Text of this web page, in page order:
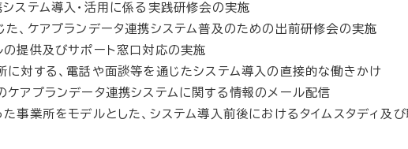
システム導入・活用に係る実践研修会の実施
た、ケアプランデータ連携システム普及のための出前研修会の実施
の提供及びサポート窓口対応の実施
に対する、電話や面談等を通じたシステム導入の直接的な働きかけ
ケアプランデータ連携システムに関する情報のメール配信
た事業所をモデルとした、システム導入前後におけるタイムスタディ及